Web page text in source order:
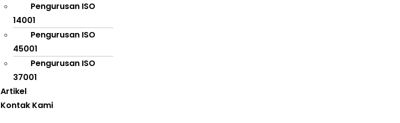
Pengurusan ISO
14001
Pengurusan ISO
45001
Pengurusan ISO
37001
Artikel
Kontak Kami